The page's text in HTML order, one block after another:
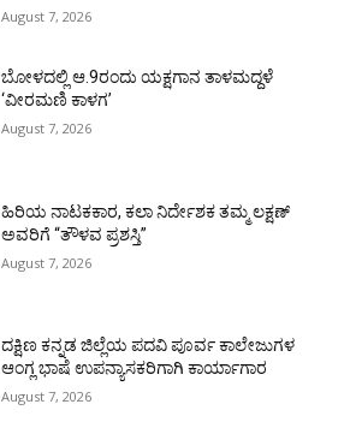
August 7, 2026
ಬೋಳದಲ್ಲಿ ಆ.9ರಂದು ಯಕ್ಷಗಾನ ತಾಳಮದ್ದಳೆ
‘ವೀರಮಣಿ ಕಾಳಗ’
August 7, 2026
ಹಿರಿಯ ನಾಟಕಕಾರ, ಕಲಾ ನಿರ್ದೇಶಕ ತಮ್ಮ ಲಕ್ಷಣ್
ಅವರಿಗೆ “ತೌಳವ ಪ್ರಶಸ್ತಿ”
August 7, 2026
ದಕ್ಷಿಣ ಕನ್ನಡ ಜಿಲ್ಲೆಯ ಪದವಿ ಪೂರ್ವ ಕಾಲೇಜುಗಳ
ಆಂಗ್ಲ ಭಾಷೆ ಉಪನ್ಯಾಸಕರಿಗಾಗಿ ಕಾರ್ಯಾಗಾರ
August 7, 2026